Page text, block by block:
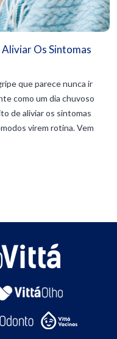
Os Sintomas
que parece nunca ir
como um dia chuvoso
de aliviar os sintomas
virem rotina. Vem